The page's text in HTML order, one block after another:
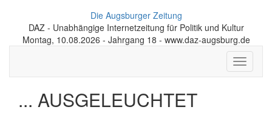
Die Augsburger Zeitung
DAZ - Unabhängige Internetzeitung für Politik und Kultur
Montag, 10.08.2026 - Jahrgang 18 - www.daz-augsburg.de
Toggle
... AUSGELEUCHTET